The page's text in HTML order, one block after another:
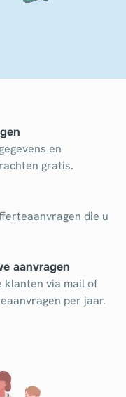
en
gratis.
die u
aanvragen
klanten via mail of
per jaar.